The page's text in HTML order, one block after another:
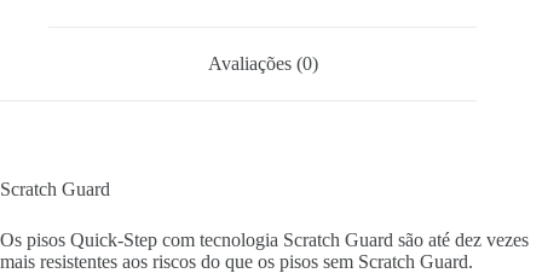
Avaliações (0)
Scratch Guard
Os pisos Quick-Step com tecnologia Scratch Guard são até dez vezes
mais resistentes aos riscos do que os pisos sem Scratch Guard.